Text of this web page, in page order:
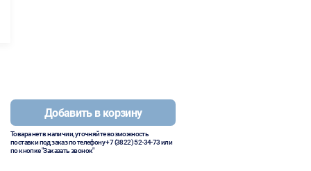
Добавить в корзину
Товара нет в наличии, уточняйте возможность
поставки под заказ по телефону+7 (3822) 52-34-73или
по кнопке "Заказать звонок"